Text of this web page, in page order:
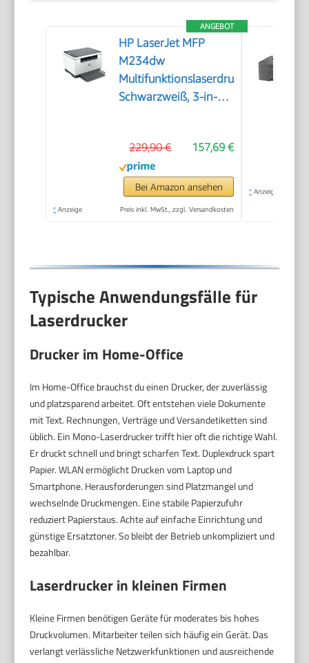
ANGEBOT
HP LaserJet MFP
M234dw
Multifunktionslaserdrucker,
Schwarzweiß, 3-in-1
Duplex, Airprint, 29
S/Min
157,69 €
229,90 €
Bei Amazon ansehen
* Anzeige Preis inkl. MwSt., zzgl. Versandkosten
* Anzeige
Typische Anwendungsfälle für
Laserdrucker
Drucker im Home-Office
Im Home-Office brauchst du einen Drucker, der zuverlässig
und platzsparend arbeitet. Oft entstehen viele Dokumente
mit Text. Rechnungen, Verträge und Versandetiketten sind
üblich. Ein Mono-Laserdrucker trifft hier oft die richtige Wahl.
Er druckt schnell und bringt scharfen Text. Duplexdruck spart
Papier. WLAN ermöglicht Drucken vom Laptop und
Smartphone. Herausforderungen sind Platzmangel und
wechselnde Druckmengen. Eine stabile Papierzufuhr
reduziert Papierstaus. Achte auf einfache Einrichtung und
günstige Ersatztoner. So bleibt der Betrieb unkompliziert und
bezahlbar.
Laserdrucker in kleinen Firmen
Kleine Firmen benötigen Geräte für moderates bis hohes
Druckvolumen. Mitarbeiter teilen sich häufig ein Gerät. Das
verlangt verlässliche Netzwerkfunktionen und ausreichende